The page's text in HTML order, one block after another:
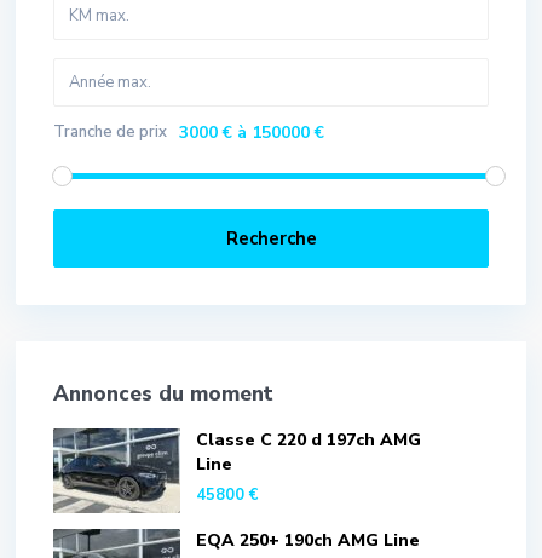
Tranche de prix 3000 € à 150000 €
Recherche
Annonces du moment
Classe C 220 d 197ch AMG
Line
45800 €
EQA 250+ 190ch AMG Line